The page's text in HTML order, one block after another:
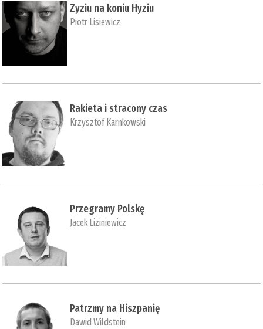
Zyziu na koniu Hyziu
Piotr Lisiewicz
Rakieta i stracony czas
Krzysztof Karnkowski
Przegramy Polskę
Jacek Liziniewicz
Patrzmy na Hiszpanię
Dawid Wildstein